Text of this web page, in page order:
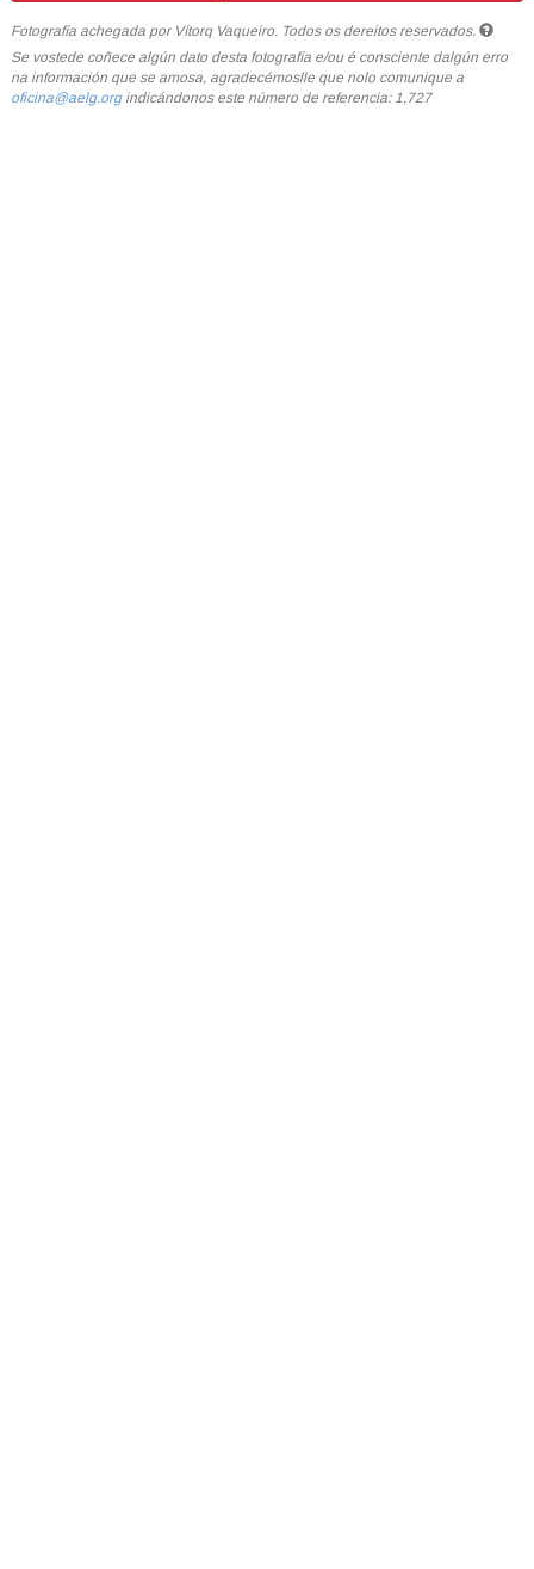
Fotografía achegada por Vítorq Vaqueiro. Todos os dereitos reservados.
Se vostede coñece algún dato desta fotografía e/ou é consciente dalgún erro
na información que se amosa, agradecémoslle que nolo comunique a
oficina@aelg.orgindicándonos este número de referencia: 1,727